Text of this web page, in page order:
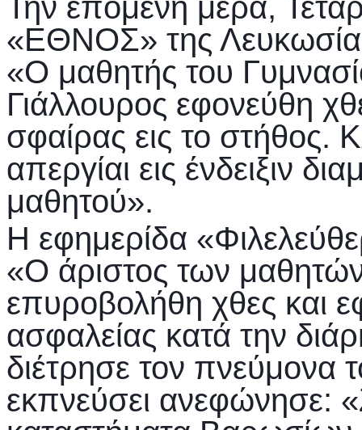
«ΕΘΝΟΣ» της
«Ο μαθητής του
Γιάλλουρος εφονεύθη
σφαίρας εις το στήθος.
απεργίαι εις ένδειξιν
μαθητού».
Η εφημερίδα
«Ο άριστος των
επυροβολήθη χθες και
ασφαλείας κατά την
διέτρησε τον πνεύμονα
εκπνεύσει